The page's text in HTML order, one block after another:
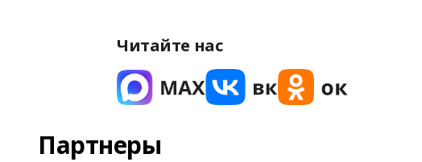
Читайте нас
Партнеры